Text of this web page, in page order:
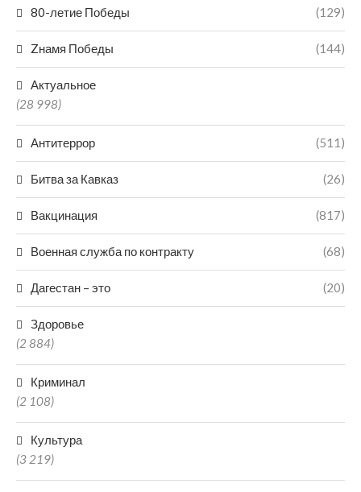
80-летие Победы (129)
Zнамя Победы (144)
Актуальное
(28 998)
Антитеррор (511)
Битва за Кавказ (26)
Вакцинация (817)
Военная служба по контракту (68)
Дагестан – это (20)
Здоровье
(2 884)
Криминал
(2 108)
Культура
(3 219)